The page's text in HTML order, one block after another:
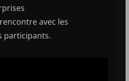
avec les
participants.